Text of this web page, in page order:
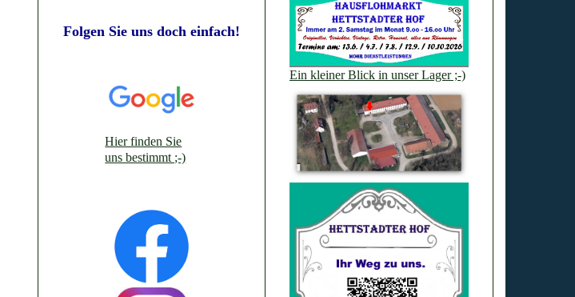
Folgen Sie uns doch einfach!
Hier finden Sie
uns bestimmt ;-)
Ein kleiner Blick in unser Lager ;-)